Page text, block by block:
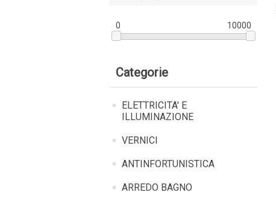
0 10000
Categorie
ELETTRICITA' E
ILLUMINAZIONE
VERNICI
ANTINFORTUNISTICA
ARREDO BAGNO